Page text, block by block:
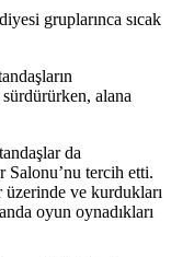
gruplarınca sıcak
sürdürürken, alana
da
Salonu’nu tercih etti.
üzerinde ve kurdukları
oyun oynadıkları